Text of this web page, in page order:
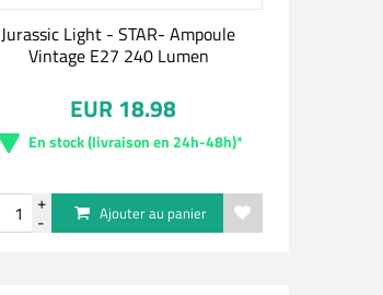
Jurassic Light - STAR- Ampoule
Vintage E27 240 Lumen
EUR 18.98
En stock (livraison en 24h-48h)*
Ajouter au panier